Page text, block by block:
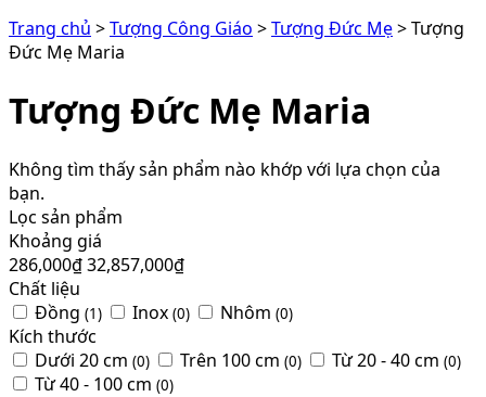
Trang chủ >Tượng Công Giáo >Tượng Đức Mẹ> Tượng
Đức Mẹ Maria
Tượng Đức Mẹ Maria
Không tìm thấy sản phẩm nào khớp với lựa chọn của
bạn.
Lọc sản phẩm
Khoảng giá
286,000₫32,857,000₫
Chất liệu
Đồng (1) Inox (0) Nhôm (0)
Kích thước
Dưới 20 cm (0) Trên 100 cm (0) Từ 20 - 40 cm (0)
Từ 40 - 100 cm (0)